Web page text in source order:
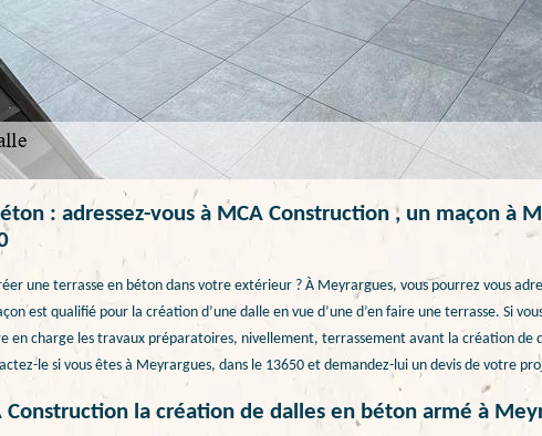
: adressez-vous à MCA Construction , un maçon à
une terrasse en béton dans votre extérieur ? À Meyrargues, vous pourrez vous
est qualifié pour la création d’une dalle en vue d’une d’en faire une terrasse. Si
en charge les travaux préparatoires, nivellement, terrassement avant la création de
le si vous êtes à Meyrargues, dans le 13650 et demandez-lui un devis de votre
Construction la création de dalles en béton armé à